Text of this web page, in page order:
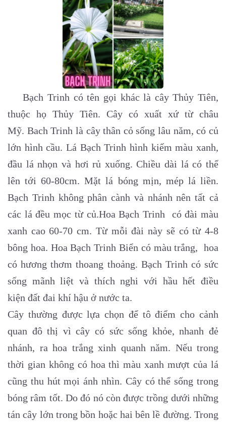
Bạch Trinh có tên gọi khác là cây Thủy Tiên,
thuộc họ Thủy Tiên. Cây có xuất xứ từ châu
Mỹ. Bach Trinh là cây thân cỏ sống lâu năm, có củ
lớn hình cầu. Lá Bạch Trinh hình kiếm màu xanh,
đầu lá nhọn và hơi rủ xuống. Chiều dài lá có thể
lên tới 60-80cm. Mặt lá bóng mịn, mép lá liền.
Bạch Trinh không phân cành và nhánh nên tất cả
các lá đều mọc từ củ.Hoa Bạch Trinh có đài màu
xanh cao 60-70 cm. Từ mỗi đài này sẽ có từ 4-8
bông hoa. Hoa Bạch Trinh Biển có màu trắng, hoa
có hương thơm thoang thoảng. Bạch Trinh có sức
sống mãnh liệt và thích nghi với hầu hết điều
kiện đất đai khí hậu ở nước ta.
Cây thường được lựa chọn để tô điểm cho cảnh
quan đô thị vì cây có sức sống khỏe, nhanh đẻ
nhánh, ra hoa trắng xinh quanh năm. Nếu trong
thời gian không có hoa thì màu xanh mượt của lá
cũng thu hút mọi ánh nhìn. Cây có thể sống trong
bóng râm tốt. Do đó nó còn được trồng dưới những
tán cây lớn trong bồn hoặc hai bên lề đường. Trong